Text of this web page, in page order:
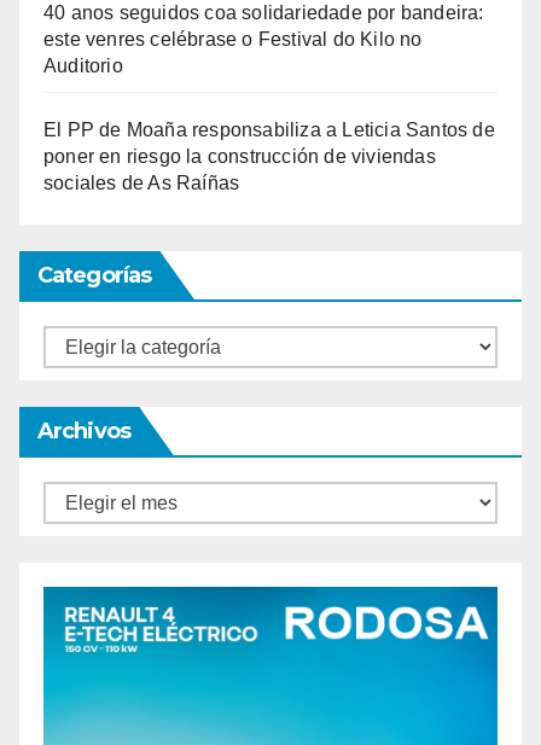
40 anos seguidos coa solidariedade por bandeira:
este venres celébrase o Festival do Kilo no
Auditorio
El PP de Moaña responsabiliza a Leticia Santos de
poner en riesgo la construcción de viviendas
sociales de As Raíñas
Categorías
Categorías
Archivos
Archivos